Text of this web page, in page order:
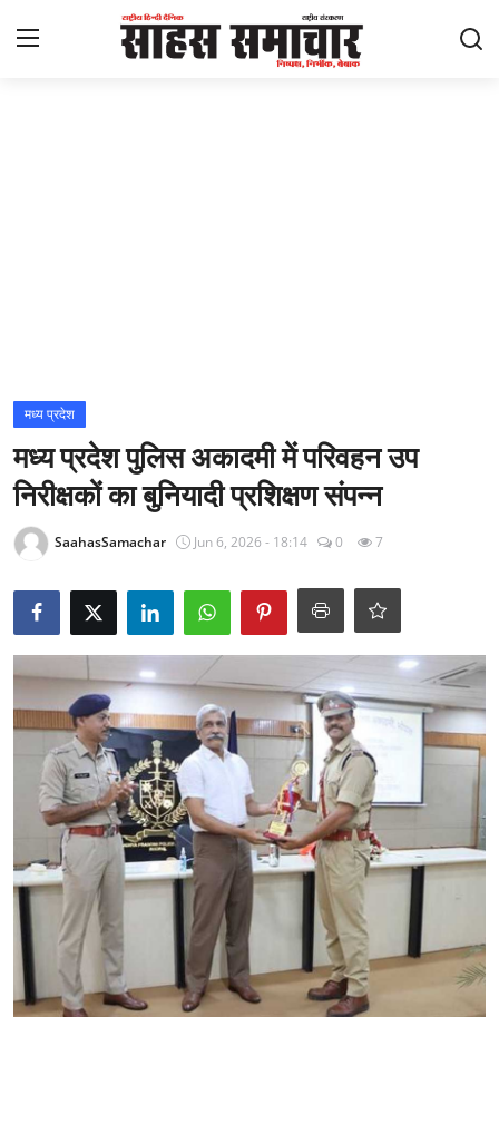
राज्य
अंतराष्ट्रीय
Epaper
धर्म
लाइफस्टाइल
टेक
मध्य प्रदेश
मध्य प्रदेश पुलिस अकादमी में परिवहन उप
निरीक्षकों का बुनियादी प्रशिक्षण संपन्न
SaahasSamachar Jun 6, 2026 - 18:14 0 7